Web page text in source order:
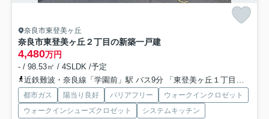
奈良市東登美ヶ丘
奈良市東登美ヶ丘２丁目の新築一戸建
4,480万円
- / 98.53㎡ / 4SLDK /予定
近鉄難波・奈良線「学園前」駅 バス9分 「東登美ヶ丘１丁目西口」 停歩6分
都市ガス 陽当り良好 バリアフリー
ウォークインクロゼット
ウォークインシューズクロゼット
システムキッチン